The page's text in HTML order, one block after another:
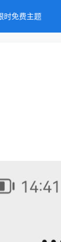
时免费主题